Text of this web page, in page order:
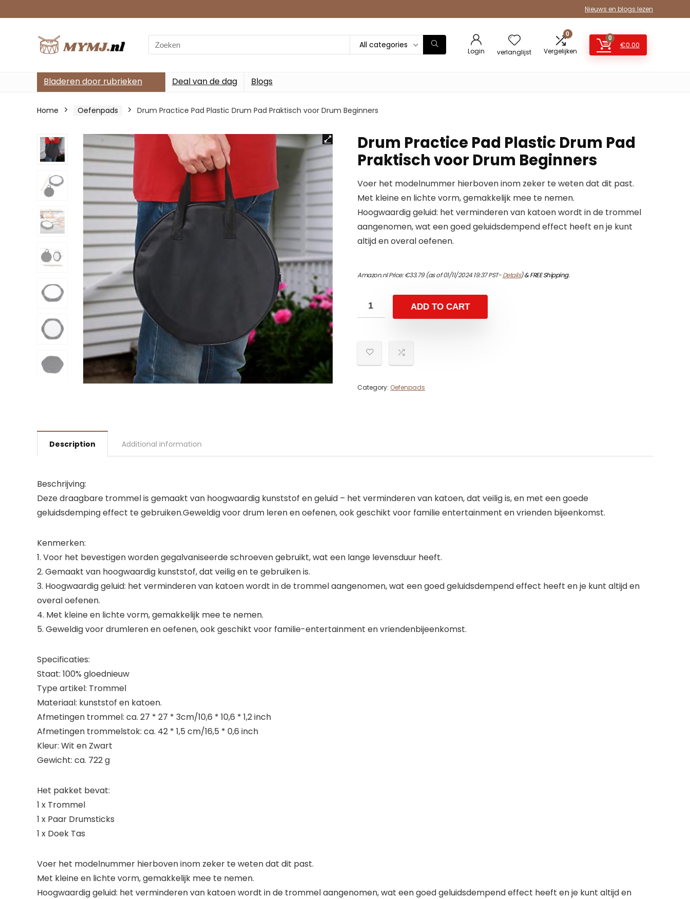
Nieuws en blogs lezen
Search
for:
All categories
Login verlanglijst
0
Vergelijken
0
€0.00
Bladeren door rubrieken Deal van de dag Blogs
Home Oefenpads Drum Practice Pad Plastic Drum Pad Praktisch voor Drum Beginners
Drum Practice Pad Plastic Drum Pad
Praktisch voor Drum Beginners
Voer het modelnummer hierboven inom zeker te weten dat dit past.
Met kleine en lichte vorm, gemakkelijk mee te nemen.
Hoogwaardig geluid: het verminderen van katoen wordt in de trommel
aangenomen, wat een goed geluidsdempend effect heeft en je kunt
altijd en overal oefenen.
Amazon.nl Price:€33.79(as of 01/11/2024 19:37 PST-Details)&FREE Shipping.
ADD TO CART
Category: Oefenpads
Description Additional information
Beschrijving:
Deze draagbare trommel is gemaakt van hoogwaardig kunststof en geluid – het verminderen van katoen, dat veilig is, en met een goede
geluidsdemping effect te gebruiken.Geweldig voor drum leren en oefenen, ook geschikt voor familie entertainment en vrienden bijeenkomst.
Kenmerken:
1. Voor het bevestigen worden gegalvaniseerde schroeven gebruikt, wat een lange levensduur heeft.
2. Gemaakt van hoogwaardig kunststof, dat veilig en te gebruiken is.
3. Hoogwaardig geluid: het verminderen van katoen wordt in de trommel aangenomen, wat een goed geluidsdempend effect heeft en je kunt altijd en
overal oefenen.
4. Met kleine en lichte vorm, gemakkelijk mee te nemen.
5. Geweldig voor drumleren en oefenen, ook geschikt voor familie-entertainment en vriendenbijeenkomst.
Specificaties:
Staat: 100% gloednieuw
Type artikel: Trommel
Materiaal: kunststof en katoen.
Afmetingen trommel: ca. 27 * 27 * 3cm/10,6 * 10,6 * 1,2 inch
Afmetingen trommelstok: ca. 42 * 1,5 cm/16,5 * 0,6 inch
Kleur: Wit en Zwart
Gewicht: ca. 722 g
Het pakket bevat:
1 x Trommel
1 x Paar Drumsticks
1 x Doek Tas
Voer het modelnummer hierboven inom zeker te weten dat dit past.
Met kleine en lichte vorm, gemakkelijk mee te nemen.
Hoogwaardig geluid: het verminderen van katoen wordt in de trommel aangenomen, wat een goed geluidsdempend effect heeft en je kunt altijd en